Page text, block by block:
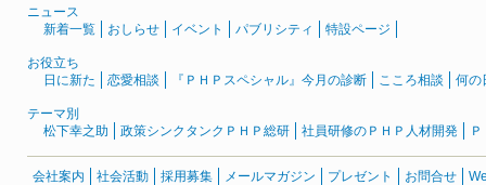
ニュース
新着一覧
おしらせ イベント パブリシティ 特設ページ
お役立ち
日に新た
恋愛相談 『ＰＨＰスペシャル』今月の診断 こころ相談 何の
テーマ別
松下幸之助
政策シンクタンクＰＨＰ総研 社員研修のＰＨＰ人材開発
会社案内 社会活動 採用募集 メールマガジン プレゼント お問合せ